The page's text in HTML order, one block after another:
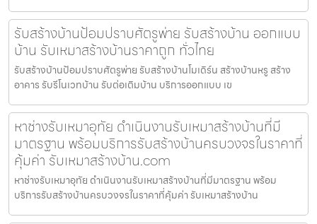
รับสร้างบ้านป้อมปราบศัตรูพ่าย รับสร้างบ้าน ออกแบบ
บ้าน รับเหมาสร้างบ้านราคาถูก ทั่วไทย
รับสร้างบ้านป้อมปราบศัตรูพ่าย รับสร้างบ้านโมเดิร์น สร้างบ้านหรู สร้าง
อาคาร รับรีโนเวทบ้าน รับต่อเติมบ้าน บริการออกแบบ เข
หาช่างรับเหมาอุทัย ดำเนินงานรับเหมาสร้างบ้านที่มี
มาตรฐาน พร้อมบริการรับสร้างบ้านครบวงจรในราคาที่
คุ้มค่า รับเหมาสร้างบ้าน.com
หาช่างรับเหมาอุทัย ดำเนินงานรับเหมาสร้างบ้านที่มีมาตรฐาน พร้อม
บริการรับสร้างบ้านครบวงจรในราคาที่คุ้มค่า รับเหมาสร้างบ้าน